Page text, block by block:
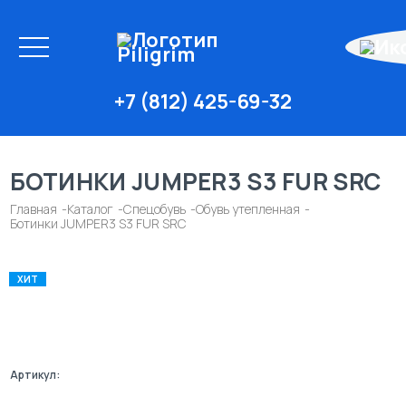
+7 (812) 425-69-32
БОТИНКИ JUMPER3 S3 FUR SRC
Главная Каталог Спецобувь
Обувь утепленная
Ботинки JUMPER3 S3 FUR SRC
ХИТ
Артикул: